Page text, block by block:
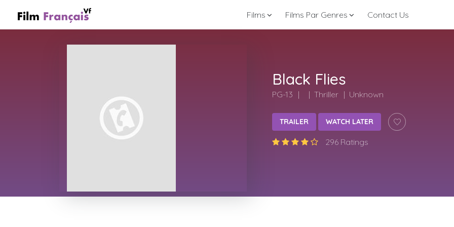
Films Films Par Genres Contact Us
Black Flies
PG-13 Thriller Unknown
TRAILER WATCH LATER
296 Ratings